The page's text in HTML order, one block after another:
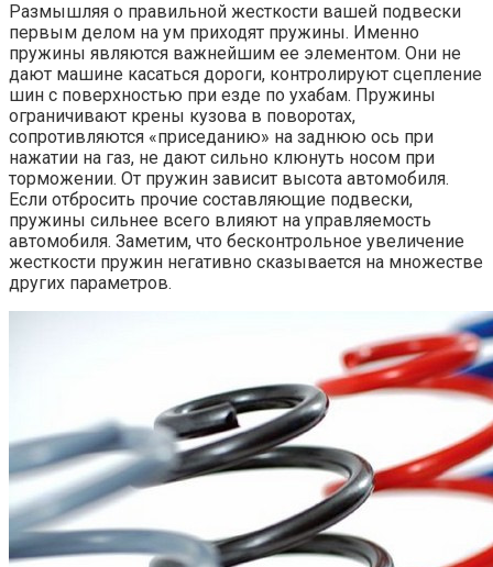
Размышляя о правильной жесткости вашей подвески
первым делом на ум приходят пружины. Именно
пружины являются важнейшим ее элементом. Они не
дают машине касаться дороги, контролируют сцепление
шин с поверхностью при езде по ухабам. Пружины
ограничивают крены кузова в поворотах,
сопротивляются «приседанию» на заднюю ось при
нажатии на газ, не дают сильно клюнуть носом при
торможении. От пружин зависит высота автомобиля.
Если отбросить прочие составляющие подвески,
пружины сильнее всего влияют на управляемость
автомобиля. Заметим, что бесконтрольное увеличение
жесткости пружин негативно сказывается на множестве
других параметров.